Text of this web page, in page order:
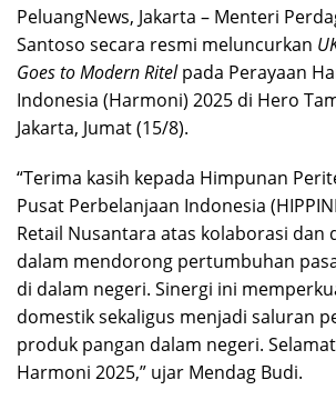
PeluangNews, Jakarta – Menteri
Santoso secara resmi meluncurkan
Goes to Modern Ritelpada Perayaan
Indonesia (Harmoni) 2025 di Hero
Jakarta, Jumat (15/8).
“Terima kasih kepada Himpunan
Pusat Perbelanjaan Indonesia
Retail Nusantara atas kolaborasi dan
dalam mendorong pertumbuhan
di dalam negeri. Sinergi ini
domestik sekaligus menjadi saluran
produk pangan dalam negeri.
Harmoni 2025,” ujar Mendag Budi.